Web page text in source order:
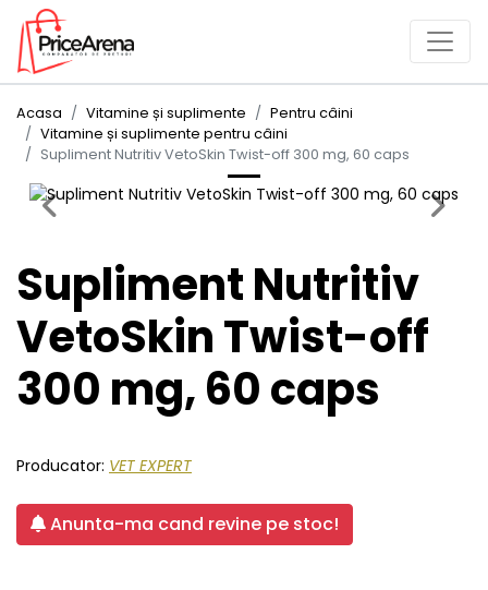
Acasa Vitamine și suplimente
Pentru câini
Vitamine și suplimente pentru câini
Supliment Nutritiv VetoSkin Twist-off 300 mg, 60 caps
Previous Next
Supliment Nutritiv
VetoSkin Twist-off
300 mg, 60 caps
Producator: VET EXPERT
Anunta-ma cand revine pe stoc!